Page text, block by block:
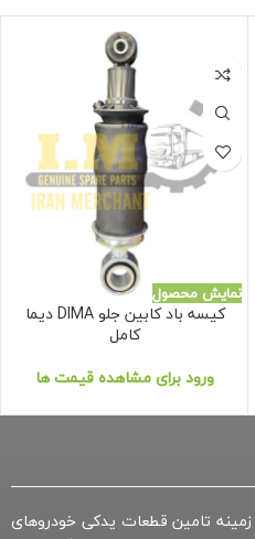
نمایش محصول
کیسه باد کابین جلو DIMA دیما
کامل
ورود برای مشاهده قیمت ها
تامین قطعات یدکی خودروهای